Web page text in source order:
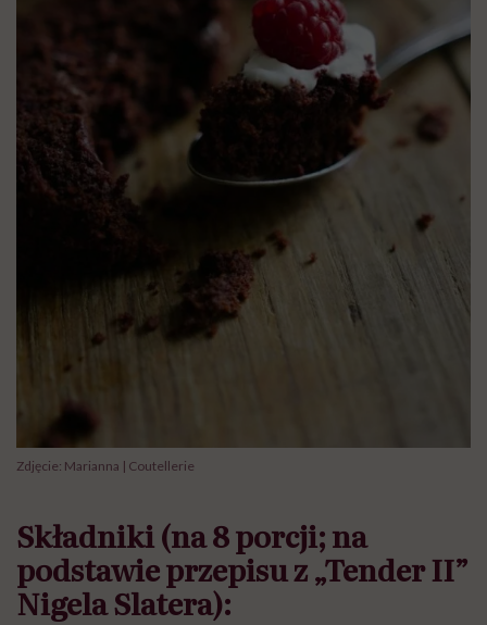
Zdjęcie: Marianna | Coutellerie
Składniki (na 8 porcji; na
podstawie przepisu z „Tender II”
Nigela Slatera):